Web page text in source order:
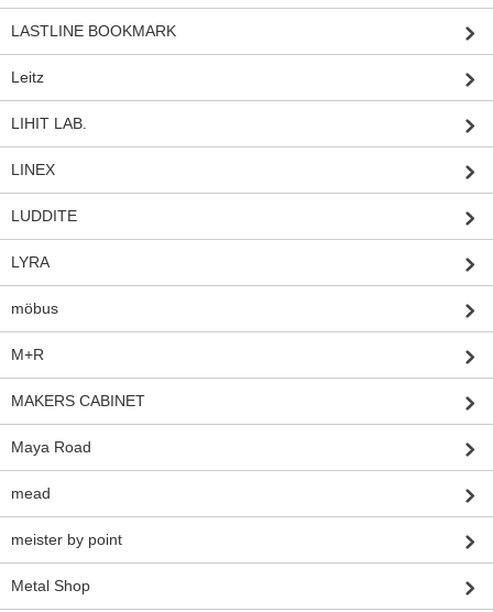
LASTLINE BOOKMARK
Leitz
LIHIT LAB.
LINEX
LUDDITE
LYRA
möbus
M+R
MAKERS CABINET
Maya Road
mead
meister by point
Metal Shop